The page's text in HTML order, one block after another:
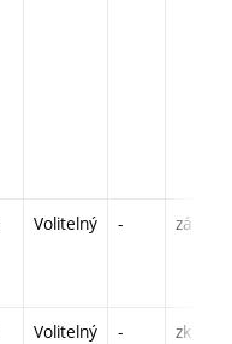
Volitelný - zá
Volitelný - zk